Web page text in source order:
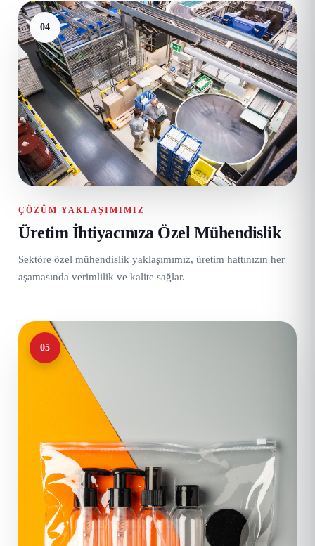
04
ÇÖZÜM YAKLAŞIMIMIZ
Üretim İhtiyacınıza Özel Mühendislik
Sektöre özel mühendislik yaklaşımımız, üretim hattınızın her
aşamasında verimlilik ve kalite sağlar.
05